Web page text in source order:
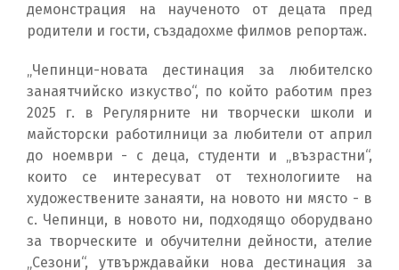
демонстрация на наученото от децата пред
родители и гости, създадохме филмов репортаж.
„Чепинци-новата дестинация за любителско
занаятчийско изкуство“, по който работим през
2025 г. в Регулярните ни творчески школи и
майсторски работилници за любители от април
до ноември - с деца, студенти и „възрастни“,
които се интересуват от технологиите на
художествените занаяти, на новото ни място - в
с. Чепинци, в новото ни, подходящо оборудвано
за творческите и обучителни дейности, ателие
„Сезони“, утвърждавайки нова дестинация за